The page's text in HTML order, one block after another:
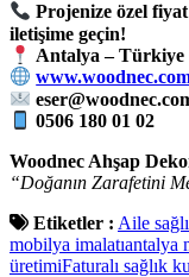
Projenize özel
iletişime geçin!
Antalya – Türkiye
0506 180 01 02
Woodnec Ahşap
“Doğanın Zarafetini
Etiketler : Aile
mobilya imalatıantalya
üretimiFaturalı sağlık